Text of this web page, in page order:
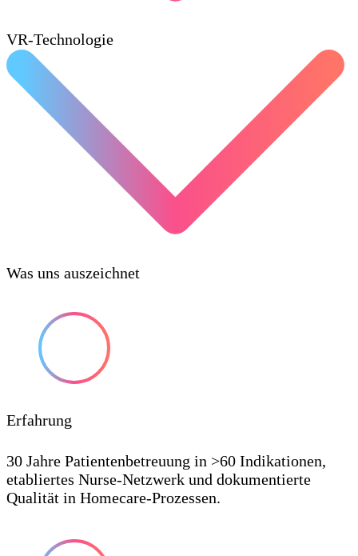
VR-Technologie
Was uns auszeichnet
Erfahrung
30 Jahre Patientenbetreuung in >60 Indikationen,
etabliertes Nurse-Netzwerk und dokumentierte
Qualität in Homecare-Prozessen.